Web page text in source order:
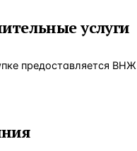
услуги
предоставляется ВНЖ